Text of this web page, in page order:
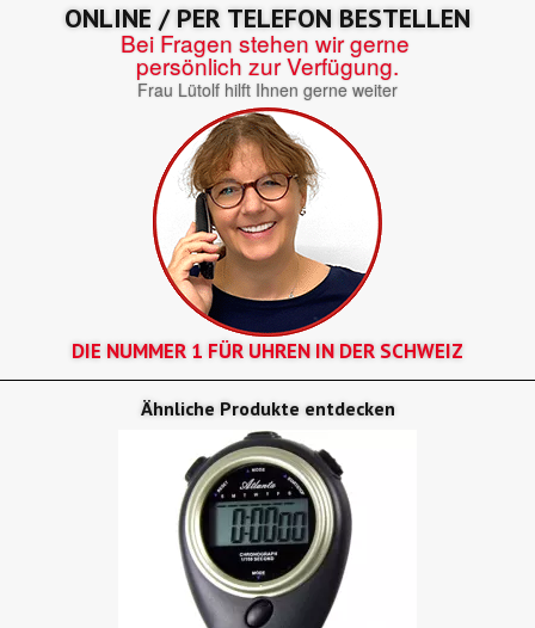
ONLINE / PER TELEFON BESTELLEN
Bei Fragen stehen wir gerne
persönlich zur Verfügung.
Frau Lütolf hilft Ihnen gerne weiter
DIE NUMMER 1 FÜR UHREN IN DER SCHWEIZ
Ähnliche Produkte entdecken